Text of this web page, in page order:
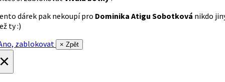
dárek pak nekoupí pro Dominika Atigu Sobotková nikdo
ty :)
zablokovat
× Zpět